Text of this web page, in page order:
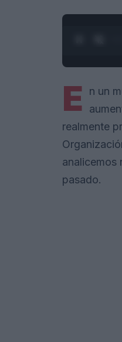
E
n un
realmente
analicemos
pasado.